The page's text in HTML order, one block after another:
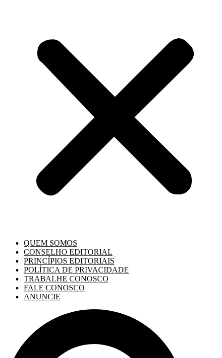
QUEM SOMOS
CONSELHO EDITORIAL
PRINCÍPIOS EDITORIAIS
POLÍTICA DE PRIVACIDADE
TRABALHE CONOSCO
FALE CONOSCO
ANUNCIE